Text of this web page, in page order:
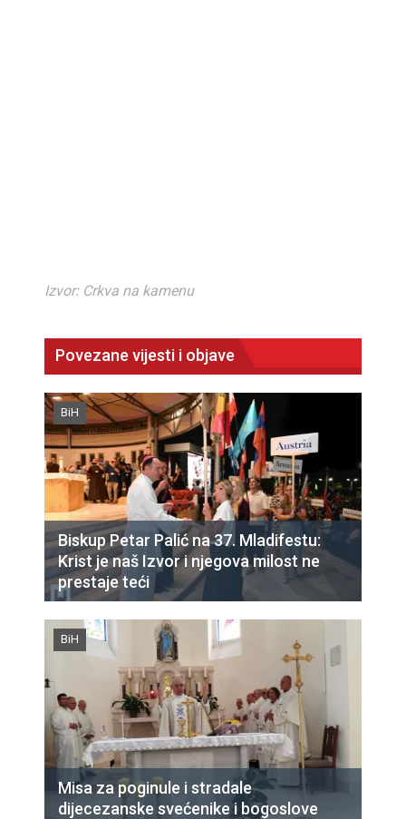
Izvor: Crkva na kamenu
Povezane vijesti i objave
BiH
Biskup Petar Palić na 37. Mladifestu:
Krist je naš Izvor i njegova milost ne
prestaje teći
BiH
Misa za poginule i stradale
dijecezanske svećenike i bogoslove